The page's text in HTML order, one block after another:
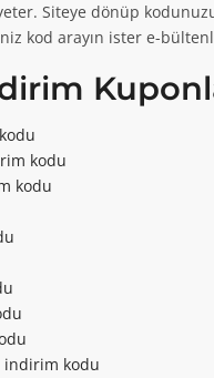
Vitaminler Kargo
Vitaminler üzerinden
%50 A101 Aldın
A101 online mağazası
ürünler...Devamını Oku
Devamını Oku
Siteye dönüp
kod arayın ister e-
kodu
kodu
indirim kodu